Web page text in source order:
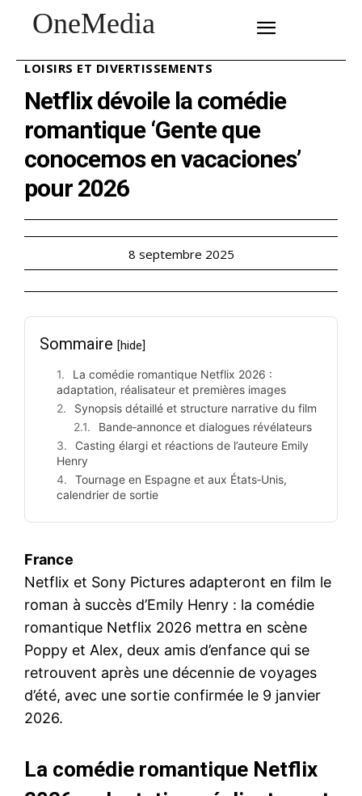
OneMedia
LOISIRS ET DIVERTISSEMENTS
Netflix dévoile la comédie
romantique ‘Gente que
conocemos en vacaciones’
pour 2026
8 septembre 2025
Sommaire [hide]
La comédie romantique Netflix 2026 :
adaptation, réalisateur et premières images
Synopsis détaillé et structure narrative du film
Bande‑annonce et dialogues révélateurs
Casting élargi et réactions de l’auteure Emily
Henry
Tournage en Espagne et aux États‑Unis,
calendrier de sortie
France
Netflix et Sony Pictures adapteront en film le
roman à succès d’Emily Henry : la comédie
romantique Netflix 2026 mettra en scène
Poppy et Alex, deux amis d’enfance qui se
retrouvent après une décennie de voyages
d’été, avec une sortie confirmée le 9 janvier
2026.
La comédie romantique Netflix